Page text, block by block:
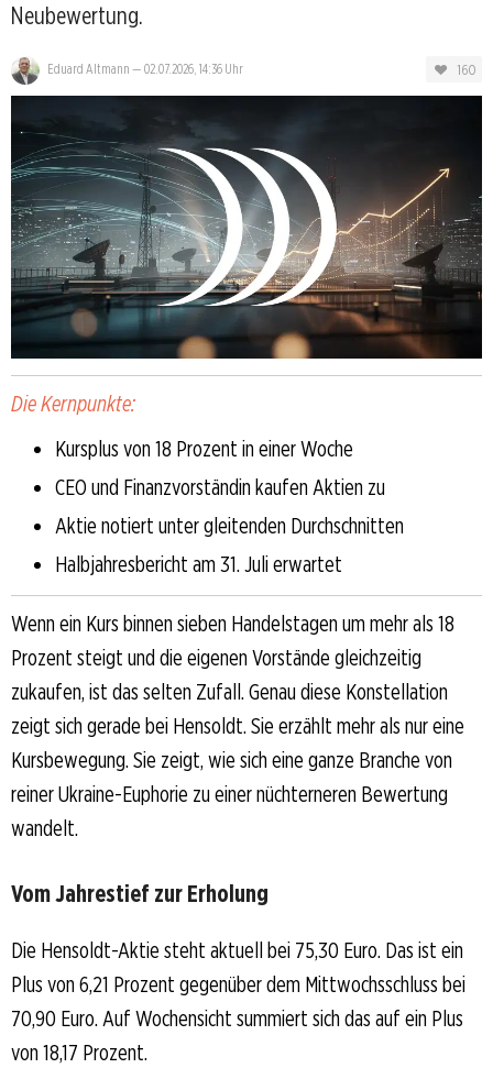
Neubewertung.
Eduard Altmann — 02.07.2026, 14:36 Uhr 160
Die Kernpunkte:
Kursplus von 18 Prozent in einer Woche
CEO und Finanzvorständin kaufen Aktien zu
Aktie notiert unter gleitenden Durchschnitten
Halbjahresbericht am 31. Juli erwartet
Wenn ein Kurs binnen sieben Handelstagen um mehr als 18
Prozent steigt und die eigenen Vorstände gleichzeitig
zukaufen, ist das selten Zufall. Genau diese Konstellation
zeigt sich gerade bei Hensoldt. Sie erzählt mehr als nur eine
Kursbewegung. Sie zeigt, wie sich eine ganze Branche von
reiner Ukraine-Euphorie zu einer nüchterneren Bewertung
wandelt.
Vom Jahrestief zur Erholung
Die Hensoldt-Aktie steht aktuell bei 75,30 Euro. Das ist ein
Plus von 6,21 Prozent gegenüber dem Mittwochsschluss bei
70,90 Euro. Auf Wochensicht summiert sich das auf ein Plus
von 18,17 Prozent.